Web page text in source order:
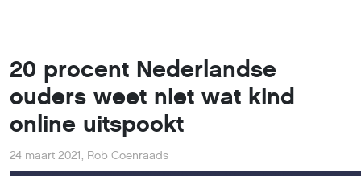
20 procent Nederlandse
ouders weet niet wat kind
online uitspookt
24 maart 2021, Rob Coenraads